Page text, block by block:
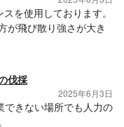
を使用しております。
が飛び散り強さが大き
伐採
2025年6月3日
きない場所でも人力の